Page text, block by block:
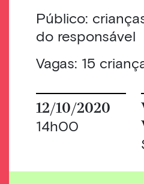
Público:
do responsável
Vagas: 15
12/10/2020
14h00